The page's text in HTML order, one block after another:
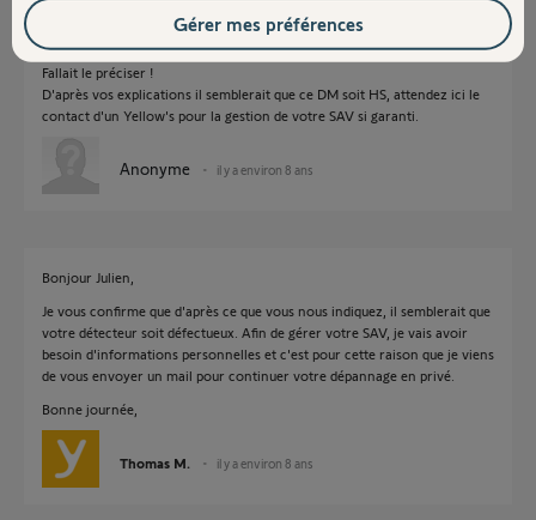
Fallait le préciser !
D'après vos explications il semblerait que ce DM soit HS, attendez ici le
contact d'un Yellow's pour la gestion de votre SAV si garanti.
Anonyme il y a environ 8 ans
Bonjour Julien,
Je vous confirme que d'après ce que vous nous indiquez, il semblerait que
votre détecteur soit défectueux. Afin de gérer votre SAV, je vais avoir
besoin d'informations personnelles et c'est pour cette raison que je viens
de vous envoyer un mail pour continuer votre dépannage en privé.
Bonne journée,
Thomas M. il y a environ 8 ans
Gérer mes préférences